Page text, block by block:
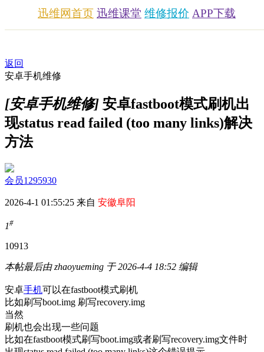
迅维网首页 迅维课堂 维修报价 APP下载
返回
安卓手机维修
[安卓手机维修] 安卓fastboot模式刷机出
现status read failed (too many links)解决
方法
会员1295930
2026-4-1 01:55:25 来自 安徽阜阳
1#
10913
本帖最后由 zhaoyueming 于 2026-4-4 18:52 编辑
安卓手机可以在fastboot模式刷机
比如刷写boot.img 刷写recovery.img
当然
刷机也会出现一些问题
比如在fastboot模式刷写boot.img或者刷写recovery.img文件时